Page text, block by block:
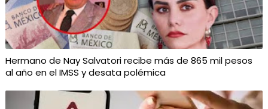
Hermano de Nay Salvatori recibe más de 865 mil pesos
al año en el IMSS y desata polémica